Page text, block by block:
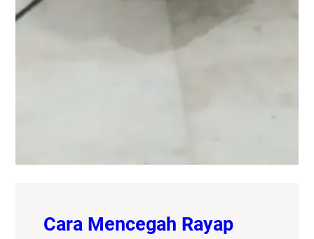
Cara Mencegah Rayap